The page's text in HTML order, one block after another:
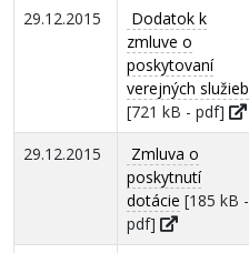
29.12.2015
Dodatok k
zmluve o
poskytovaní
verejných služieb
[721 kB - pdf]
29.12.2015
Zmluva o
poskytnutí
dotácie [185 kB -
pdf]